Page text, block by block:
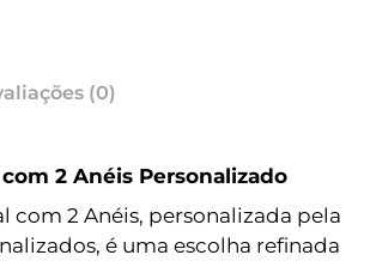
(0)
2 Anéis Personalizado
com 2 Anéis, personalizada pela
é uma escolha refinada